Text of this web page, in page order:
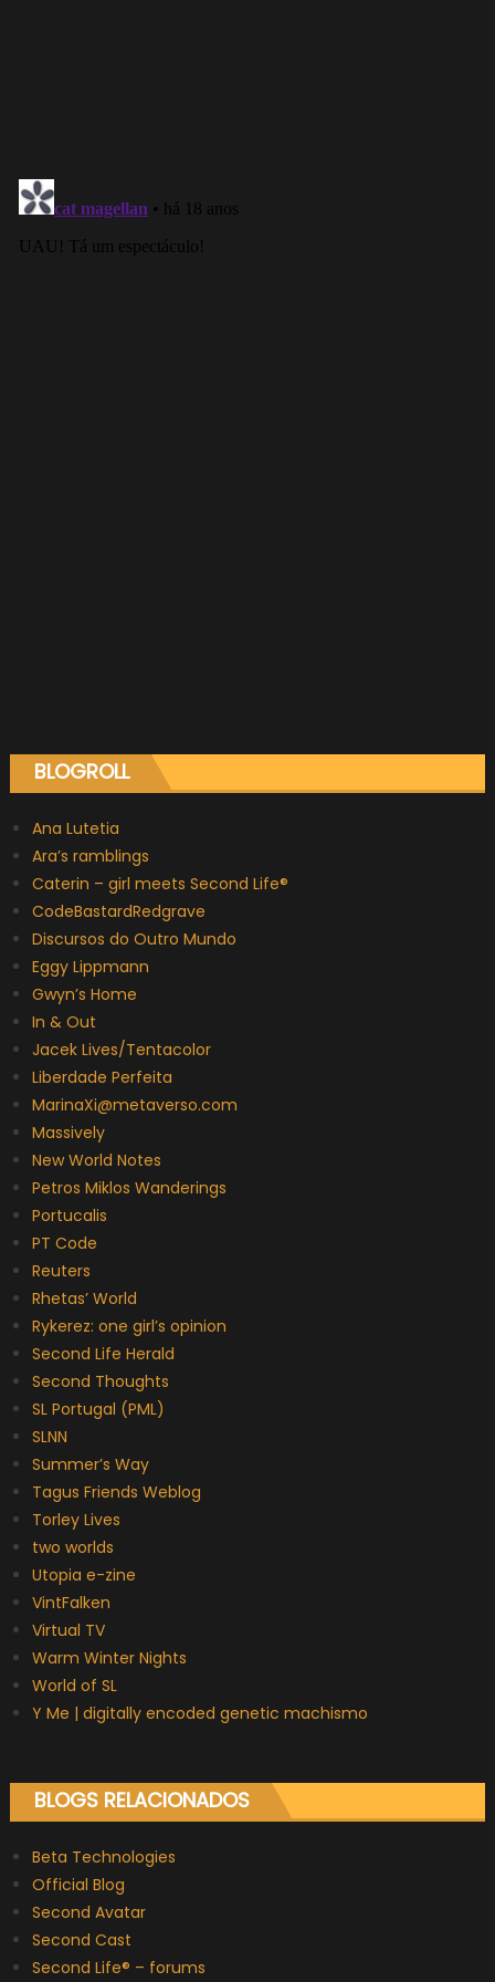
BLOGROLL
Ana Lutetia
Ara’s ramblings
Caterin – girl meets Second Life®
CodeBastardRedgrave
Discursos do Outro Mundo
Eggy Lippmann
Gwyn’s Home
In & Out
Jacek Lives/Tentacolor
Liberdade Perfeita
MarinaXi@metaverso.com
Massively
New World Notes
Petros Miklos Wanderings
Portucalis
PT Code
Reuters
Rhetas’ World
Rykerez: one girl’s opinion
Second Life Herald
Second Thoughts
SL Portugal (PML)
SLNN
Summer’s Way
Tagus Friends Weblog
Torley Lives
two worlds
Utopia e-zine
VintFalken
Virtual TV
Warm Winter Nights
World of SL
Y Me | digitally encoded genetic machismo
BLOGS RELACIONADOS
Beta Technologies
Official Blog
Second Avatar
Second Cast
Second Life® – forums